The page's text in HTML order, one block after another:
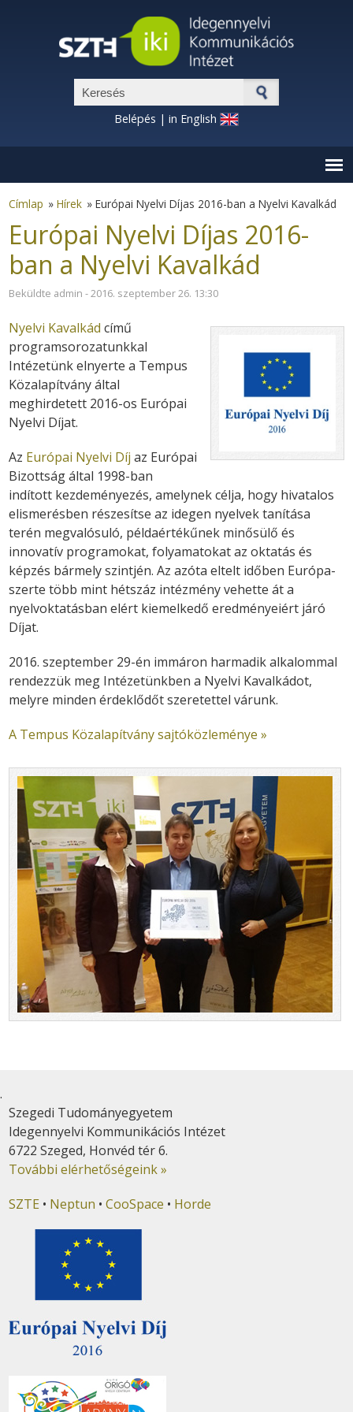
Keresés űrlap
Belépés | in English
Címlap » Hírek » Európai Nyelvi Díjas 2016-ban a Nyelvi Kavalkád
Európai Nyelvi Díjas 2016-
ban a Nyelvi Kavalkád
Beküldte admin - 2016. szeptember 26. 13:30
Nyelvi Kavalkád című
programsorozatunkkal
Intézetünk elnyerte a Tempus
Közalapítvány által
meghirdetett 2016-os Európai
Nyelvi Díjat.
Az Európai Nyelvi Díj az Európai
Bizottság által 1998-ban
indított kezdeményezés, amelynek célja, hogy hivatalos
elismerésben részesítse az idegen nyelvek tanítása
terén megvalósuló, példaértékűnek minősülő és
innovatív programokat, folyamatokat az oktatás és
képzés bármely szintjén. Az azóta eltelt időben Európa-
szerte több mint hétszáz intézmény vehette át a
nyelvoktatásban elért kiemelkedő eredményeiért járó
Díjat.
2016. szeptember 29-én immáron harmadik alkalommal
rendezzük meg Intézetünkben a Nyelvi Kavalkádot,
melyre minden érdeklődőt szeretettel várunk.
A Tempus Közalapítvány sajtóközleménye »
.
Szegedi Tudományegyetem
Idegennyelvi Kommunikációs Intézet
6722 Szeged, Honvéd tér 6.
További elérhetőségeink »
SZTE • Neptun •CooSpace • Horde